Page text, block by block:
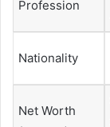
Profession
Nationality
Net Worth